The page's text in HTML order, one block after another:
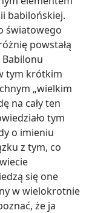
babilońskiej.
światowego
powstałą
tym krótkim
„wielkim
na cały ten
tym
o imieniu
z tym, co
się one
w wielokrotnie
że ja